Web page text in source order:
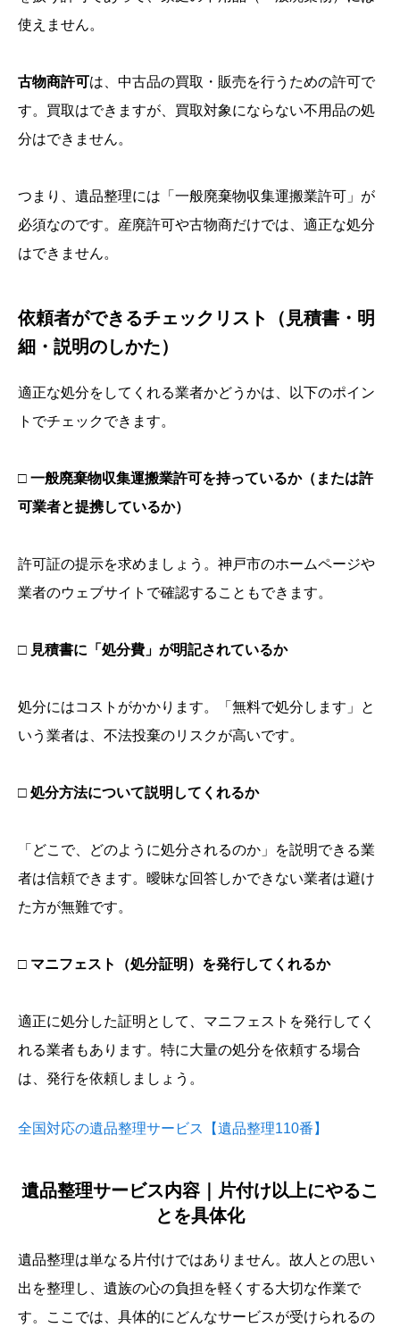
使えません。
古物商許可は、中古品の買取・販売を行うための許可で
す。買取はできますが、買取対象にならない不用品の処
分はできません。
つまり、遺品整理には「一般廃棄物収集運搬業許可」が
必須なのです。産廃許可や古物商だけでは、適正な処分
はできません。
依頼者ができるチェックリスト（見積書・明
細・説明のしかた）
適正な処分をしてくれる業者かどうかは、以下のポイン
トでチェックできます。
□ 一般廃棄物収集運搬業許可を持っているか（または許
可業者と提携しているか）
許可証の提示を求めましょう。神戸市のホームページや
業者のウェブサイトで確認することもできます。
□ 見積書に「処分費」が明記されているか
処分にはコストがかかります。「無料で処分します」と
いう業者は、不法投棄のリスクが高いです。
□ 処分方法について説明してくれるか
「どこで、どのように処分されるのか」を説明できる業
者は信頼できます。曖昧な回答しかできない業者は避け
た方が無難です。
□ マニフェスト（処分証明）を発行してくれるか
適正に処分した証明として、マニフェストを発行してく
れる業者もあります。特に大量の処分を依頼する場合
は、発行を依頼しましょう。
全国対応の遺品整理サービス【遺品整理110番】
遺品整理サービス内容｜片付け以上にやるこ
とを具体化
遺品整理は単なる片付けではありません。故人との思い
出を整理し、遺族の心の負担を軽くする大切な作業で
す。ここでは、具体的にどんなサービスが受けられるの